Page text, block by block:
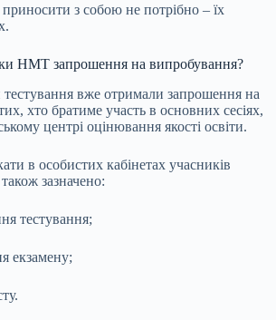
з собою не потрібно – їх
НМТ запрошення на випробування?
тестування вже отримали запрошення на
хто братиме участь в основних сесіях,
центрі оцінювання якості освіти.
в особистих кабінетах учасників
зазначено:
тестування;
екзамену;